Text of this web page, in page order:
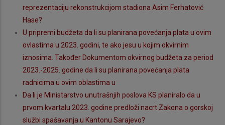
reprezentaciju rekonstrukcijom stadiona Asim Ferhatović
Hase?
U pripremi budžeta da li su planirana povećanja plata u ovim
ovlastima u 2023. godini, te ako jesu u kojim okvirnim
iznosima. Također Dokumentom okvirnog budžeta za period
2023.-2025. godine da li su planirana povećanja plata
radnicima u ovim oblastima u
Da li je Ministarstvo unutrašnjih poslova KS planiralo da u
prvom kvartalu 2023. godine predloži nacrt Zakona o gorskoj
službi spašavanja u Kantonu Sarajevo?